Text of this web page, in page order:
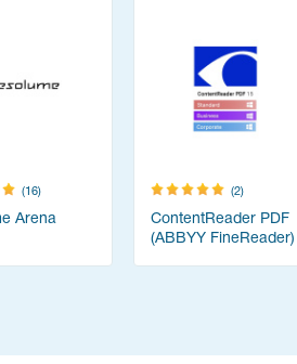
(16)
Arena
(2)
ContentReader PDF
(ABBYY FineReader)